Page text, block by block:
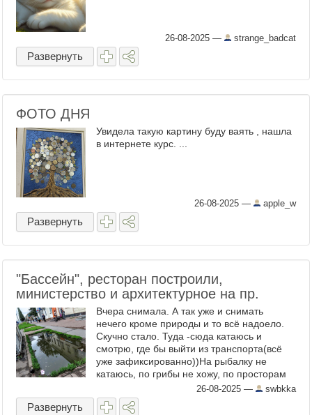
26-08-2025 — strange_badcat
Развернуть
ФОТО ДНЯ
Увидела такую картину буду ваять , нашла
в интернете курс. ...
26-08-2025 — apple_w
Развернуть
"Бассейн", ресторан построили,
министерство и архитектурное на пр.
Вчера снимала. А так уже и снимать
нечего кроме природы и то всё надоело.
Скучно стало. Туда -сюда катаюсь и
смотрю, где бы выйти из транспорта(всё
уже зафиксированно))На рыбалку не
катаюсь, по грибы не хожу, по просторам
не шастаю. Нет больше по 3 - 15 постов.
Кто помнит такое? Было ...
26-08-2025 — swbkka
Развернуть